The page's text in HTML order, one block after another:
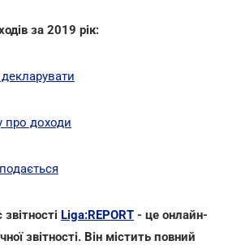
за 2019 рік:
про доходи
Liga:REPORT - це онлайн-
звітності. Він містить повний